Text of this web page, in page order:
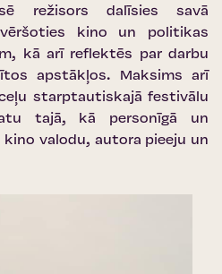
režisors dalīsies savā
kino un politikas
kā arī reflektēs par darbu
apstākļos. Maksims arī
starptautiskajā festivālu
tajā, kā personīgā un
valodu, autora pieeju un